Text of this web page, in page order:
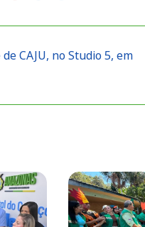
CAJU, no Studio 5, em